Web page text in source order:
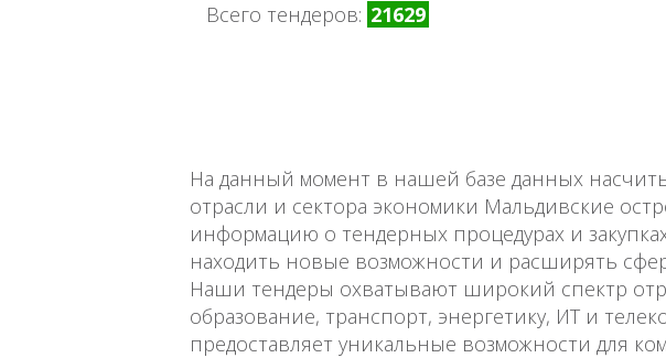
Всего тендеров: 21629
На данный момент в нашей базе данных
отрасли и сектора экономики Мальдивские
информацию о тендерных процедурах и
находить новые возможности и расширять
Наши тендеры охватывают широкий спектр
образование, транспорт, энергетику, ИТ и
предоставляет уникальные возможности для